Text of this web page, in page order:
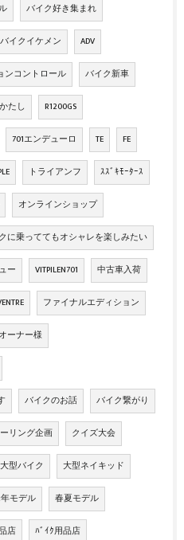
バイク好き集まれ
バイクイケメン ADV
ンコントロール バイク新車
たし R1200GS
701エンデューロ TE FE
トライアンフ ｽｽﾞｷﾓｰﾀｰｽ
オンラインショップ
に乗っててもオシャレを楽しみたい
ー VITPILEN701 中古車入荷
ファイナルエディション
ーナー様
バイクのお話 バイク繋がり
リング企画 クイズ大会
大型バイク 大型ネイキッド
モデル 春夏モデル
店 ﾊﾞｲｸ用品店